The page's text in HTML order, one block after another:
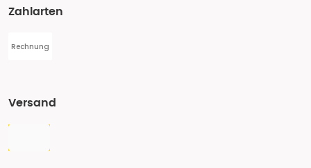
Zahlarten
Rechnung
Versand